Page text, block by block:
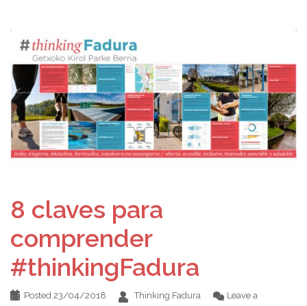
8 claves para
comprender
#thinkingFadura
Posted 23/04/2018 Thinking Fadura
Leave a